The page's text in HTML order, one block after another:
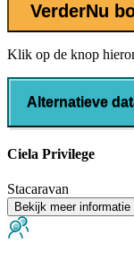
VerderNu
Klik op de knop
Alternatieve
Ciela Privilege
Stacaravan
Bekijk meer informatie